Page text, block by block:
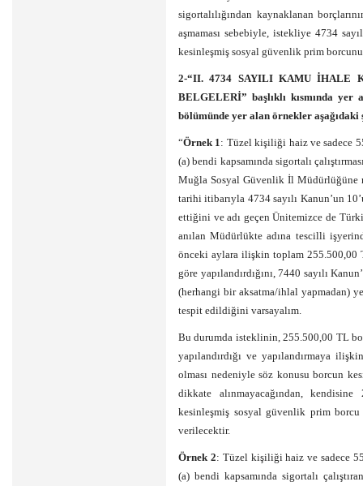
sigortalılığından kaynaklanan
aşmaması sebebiyle, istekliye 4734
kesinleşmiş sosyal güvenlik prim
2-“II. 4734 SAYILI KAMU İHALE
BELGELERİ” başlıklı kısmında
bölümünde yer alan örnekler
“Örnek 1: Tüzel kişiliği haiz ve sadece
(a) bendi kapsamında sigortalı
Muğla Sosyal Güvenlik İl Müdürlüğüne
tarihi itibarıyla 4734 sayılı Kanun’un
ettiğini ve adı geçen Ünitemizce de
anılan Müdürlükte adına tescilli
önceki aylara ilişkin toplam 255.500,00
göre yapılandırdığını, 7440 sayılı
(herhangi bir aksatma/ihlal yapmadan)
tespit edildiğini varsayalım.
Bu durumda isteklinin, 255.500,00 TL
yapılandırdığı ve yapılandırmaya
olması nedeniyle söz konusu borcun
dikkate alınmayacağından,
kesinleşmiş sosyal güvenlik prim
verilecektir.
Örnek 2: Tüzel kişiliği haiz ve sadece
(a) bendi kapsamında sigortalı